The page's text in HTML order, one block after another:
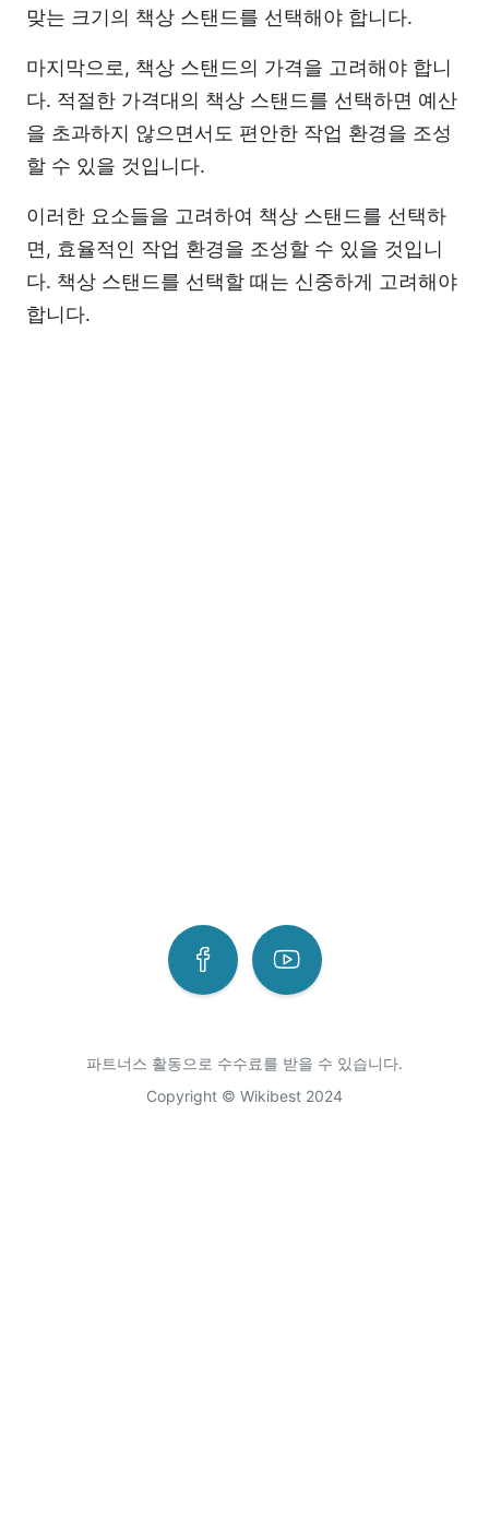
맞는 크기의 책상 스탠드를 선택해야 합니다.
마지막으로, 책상 스탠드의 가격을 고려해야 합니
다. 적절한 가격대의 책상 스탠드를 선택하면 예산
을 초과하지 않으면서도 편안한 작업 환경을 조성
할 수 있을 것입니다.
이러한 요소들을 고려하여 책상 스탠드를 선택하
면, 효율적인 작업 환경을 조성할 수 있을 것입니
다. 책상 스탠드를 선택할 때는 신중하게 고려해야
합니다.
파트너스 활동으로 수수료를 받을 수 있습니다.
Copyright © Wikibest 2024